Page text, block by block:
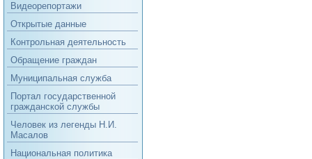
Видеорепортажи
Открытые данные
Контрольная деятельность
Обращение граждан
Муниципальная служба
Портал государственной
гражданской службы
Человек из легенды Н.И.
Масалов
Национальная политика